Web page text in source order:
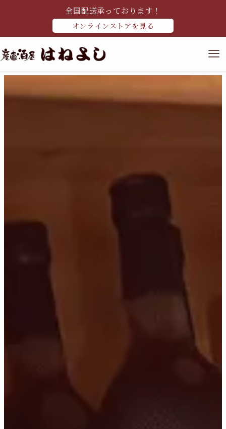
全国配送承っております！
オンラインストアを見る